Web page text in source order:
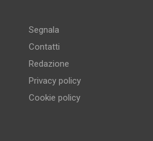
Segnala
Contatti
Redazione
Privacy policy
Cookie policy